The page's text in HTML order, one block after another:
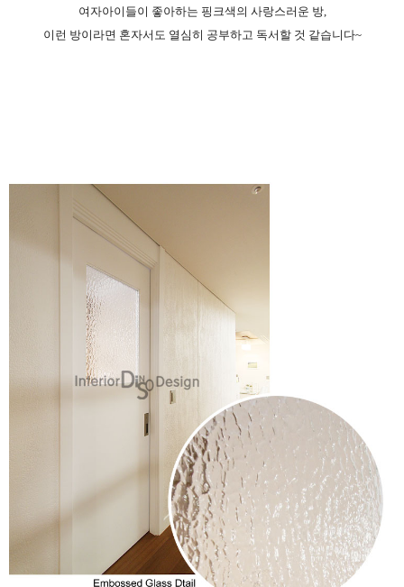
여자아이들이 좋아하는 핑크색의 사랑스러운 방,
이런 방이라면 혼자서도 열심히 공부하고 독서할 것 같습니다~